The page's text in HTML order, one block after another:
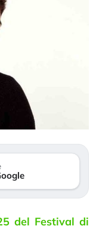
del Festival di